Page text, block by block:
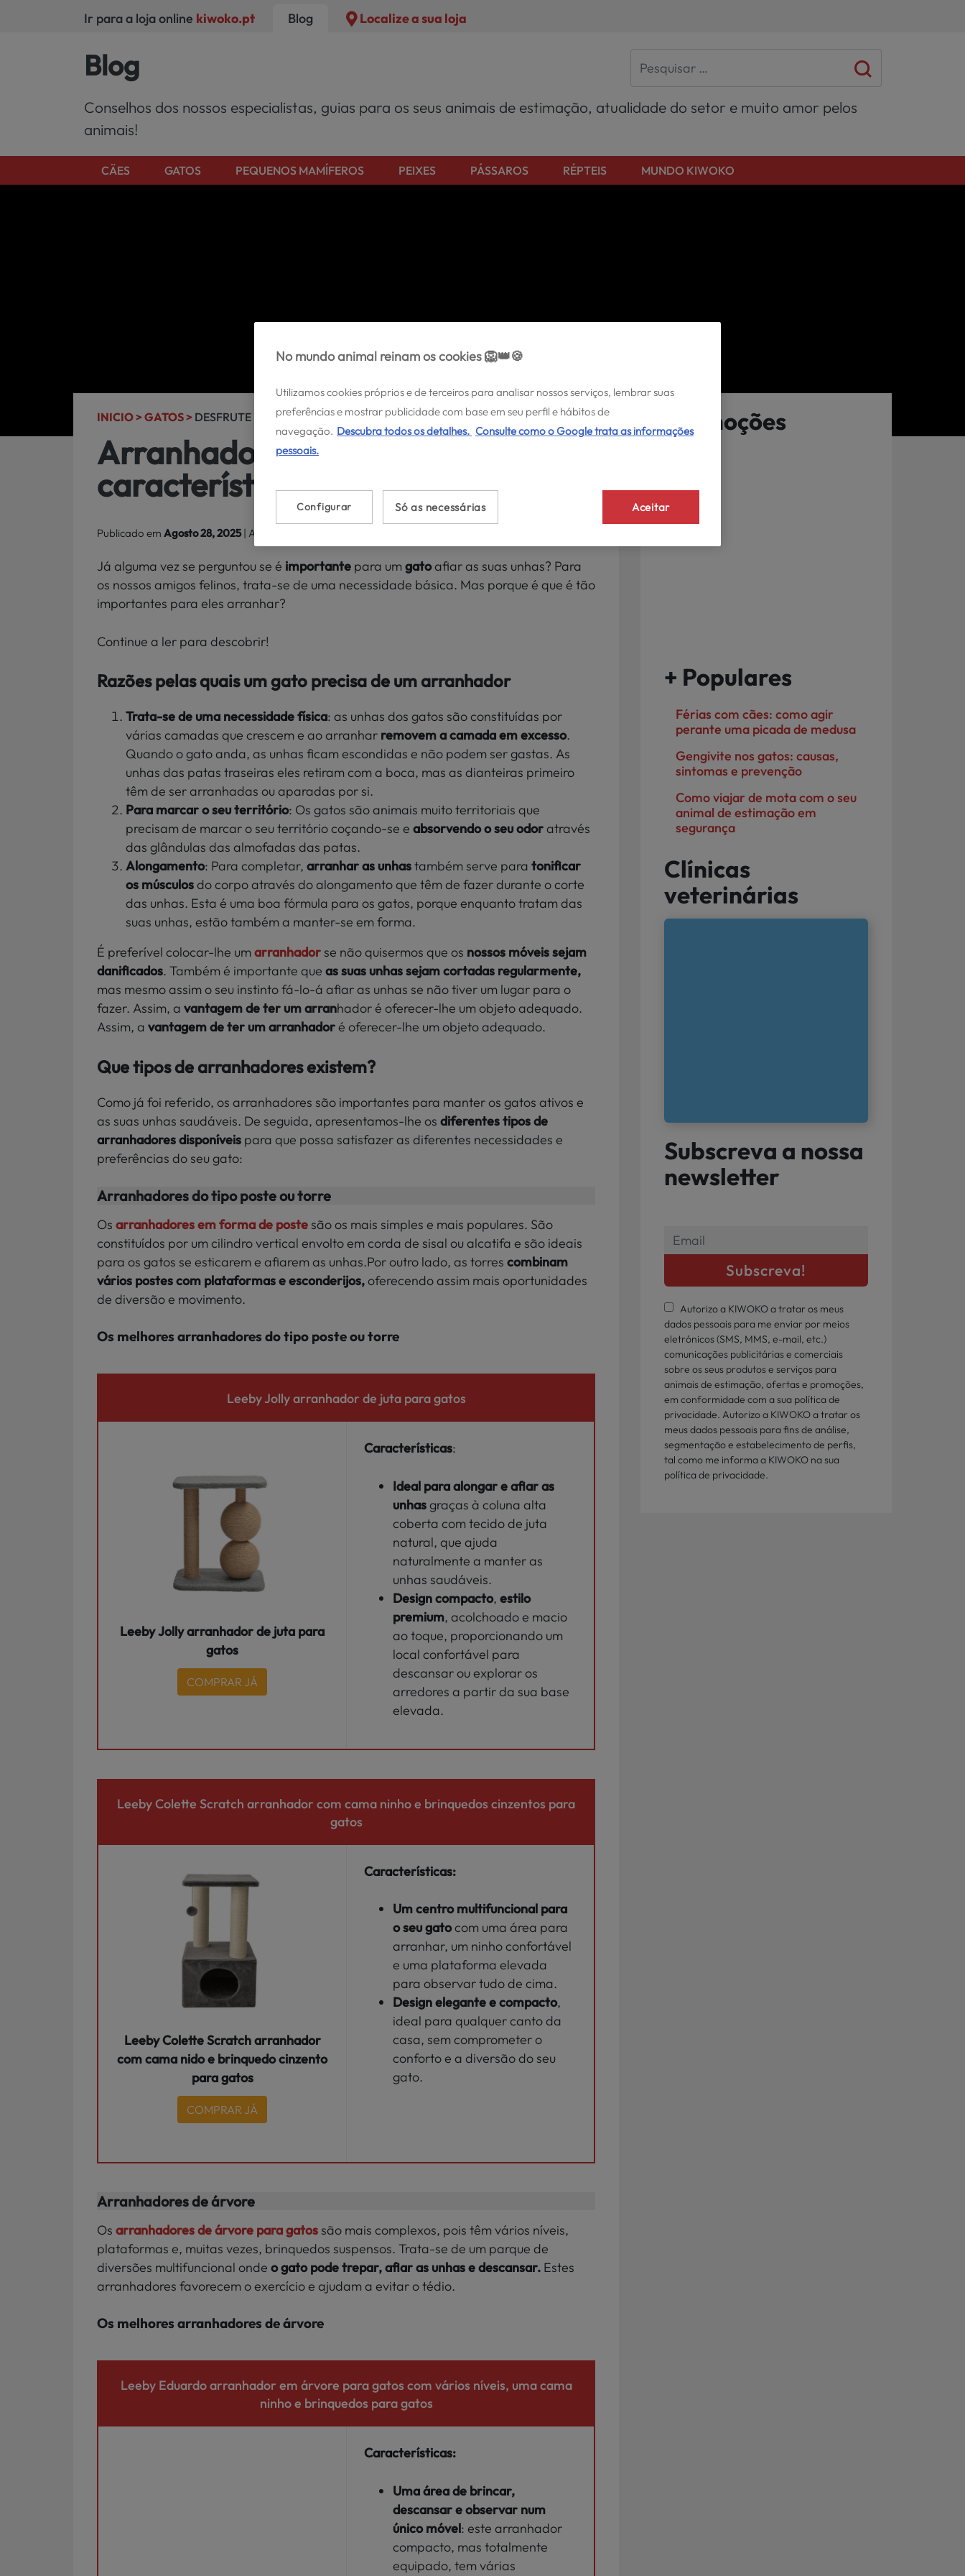
Ir para a loja online kiwoko.pt Blog Localize a sua loja
Blog
Conselhos dos nossos especialistas, guias para os seus animais de estimação, atualidade do setor e muito amor pelos
animais!
CÄES GATOS PEQUENOS MAMÍFEROS PEIXES PÁSSAROS RÉPTEIS MUNDO KIWOKO
INICIO >GATOS > DESFRUTE DOS SEUS GATOS >
Arranhadores para gatos: Tipos,
características e dicas
Publicado em Agosto 28, 2025| Atualizado a
Já alguma vez se perguntou se é importante para um gatoafiar as suas unhas? Para
os nossos amigos felinos, trata-se de uma necessidade básica. Mas porque é que é tão
importantes para eles arranhar?
Continue a ler para descobrir!
Razões pelas quais um gato precisa de um arranhador
Trata-se de uma necessidade física: as unhas dos gatos são constituídas por
várias camadas que crescem e ao arranhar removem a camada em excesso.
Quando o gato anda, as unhas ficam escondidas e não podem ser gastas. As
unhas das patas traseiras eles retiram com a boca, mas as dianteiras primeiro
têm de ser arranhadas ou aparadas por si.
Para marcar o seu território: Os gatos são animais muito territoriais que
precisam de marcar o seu território coçando-se e absorvendo o seu odoratravés
das glândulas das almofadas das patas.
Alongamento: Para completar, arranharas unhastambém serve para tonificar
os músculosdocorpo através do alongamento que têm de fazer durante o corte
das unhas. Esta é uma boa fórmula para os gatos, porque enquanto tratam das
suas unhas, estão também a manter-se em forma.
É preferível colocar-lhe um arranhadorse não quisermos que os nossos móveissejam
danificados. Também é importante que as suas unhas sejam cortadas regularmente,
mas mesmo assim o seu instinto fá-lo-á afiar as unhas se não tiver um lugar para o
fazer. Assim, a vantagem de ter um arranhador é oferecer-lhe um objeto adequado.
Assim, a vantagem de ter um arranhadoré oferecer-lhe um objeto adequado.
Que tipos de arranhadores existem?
Como já foi referido, os arranhadores são importantes para manter os gatos ativos e
as suas unhas saudáveis. De seguida, apresentamos-lhe os diferentes tipos de
arranhadores disponíveis para que possa satisfazer as diferentes necessidades e
preferências do seu gato:
Arranhadores do tipo poste ou torre
Os arranhadores em forma de postesão os mais simples e mais populares. São
constituídos por um cilindro vertical envolto em corda de sisal ou alcatifa e são ideais
para os gatos se esticarem e afiarem as unhas.Por outro lado, as torres combinam
vários postes com plataformas e esconderijos,oferecendo assim mais oportunidades
de diversão e movimento.
Os melhores arranhadores do tipo poste ou torre
Leeby Jolly arranhador de juta para gatos
Leeby Jolly arranhador de juta para
gatos
COMPRAR JÁ
Características:
Ideal para alongar e afiar as
unhasgraças à coluna alta
coberta com tecido de juta
natural, que ajuda
naturalmente a manter as
unhas saudáveis.
Design compacto, estilo
premium, acolchoado e macio
ao toque, proporcionando um
local confortável para
descansar ou explorar os
arredores a partir da sua base
elevada.
Leeby Colette Scratch arranhador com cama ninho e brinquedos cinzentos para
gatos
Leeby Colette Scratch arranhador
com cama nido e brinquedo cinzento
para gatos
COMPRAR JÁ
Características:
Um centro multifuncional para
o seu gatocom uma área para
arranhar, um ninho confortável
e uma plataforma elevada
para observar tudo de cima.
Design elegante e compacto,
ideal para qualquer canto da
casa, sem comprometer o
conforto e a diversão do seu
gato.
Arranhadores de árvore
Os arranhadores de árvore para gatossão mais complexos, pois têm vários níveis,
plataformas e, muitas vezes, brinquedos suspensos. Trata-se de um parque de
diversões multifuncional onde o gato pode trepar, afiar as unhas e descansar. Estes
arranhadores favorecem o exercício e ajudam a evitar o tédio.
Os melhores arranhadores de árvore
Leeby Eduardo arranhador em árvore para gatos com vários níveis, uma cama
ninho e brinquedos para gatos
Características:
Uma área de brincar,
descansar e observar num
único móvel: este arranhador
compacto, mas totalmente
equipado, tem várias
Promoções
+ Populares
Férias com cães: como agir
perante uma picada de medusa
Gengivite nos gatos: causas,
sintomas e prevenção
Como viajar de mota com o seu
animal de estimação em
segurança
Clínicas
veterinárias
Subscreva a nossa
newsletter
Autorizo a KIWOKO a tratar os meus
dados pessoais para me enviar por meios
eletrónicos (SMS, MMS, e-mail, etc.)
comunicações publicitárias e comerciais
sobre os seus produtos e serviços para
animais de estimação, ofertas e promoções,
em conformidade com a sua política de
privacidade. Autorizo a KIWOKO a tratar os
meus dados pessoais para fins de análise,
segmentação e estabelecimento de perfis,
tal como me informa a KIWOKO na sua
política de privacidade.
No mundo animal reinam os cookies 🦁👑🍪
Utilizamos cookies próprios e de terceiros para analisar nossos serviços, lembrar suas
preferências e mostrar publicidade com base em seu perfil e hábitos de
navegação. Descubra todos os detalhes. Consulte como o Google trata as informações
pessoais.
Só as necessárias Aceitar
Configurar